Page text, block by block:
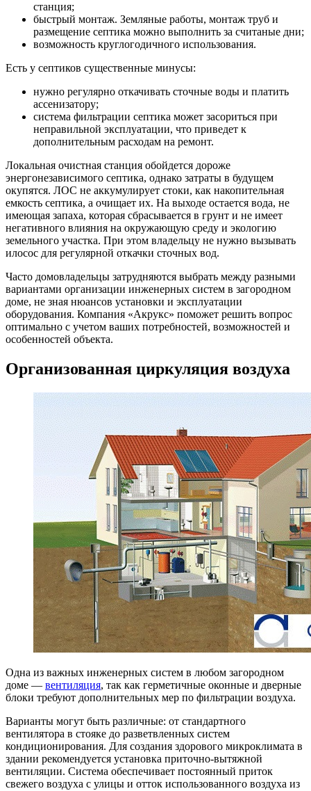
станция;
быстрый монтаж. Земляные работы, монтаж труб и
размещение септика можно выполнить за считаные дни;
возможность круглогодичного использования.
Есть у септиков существенные минусы:
нужно регулярно откачивать сточные воды и платить
ассенизатору;
система фильтрации септика может засориться при
неправильной эксплуатации, что приведет к
дополнительным расходам на ремонт.
Локальная очистная станция обойдется дороже
энергонезависимого септика, однако затраты в будущем
окупятся. ЛОС не аккумулирует стоки, как накопительная
емкость септика, а очищает их. На выходе остается вода, не
имеющая запаха, которая сбрасывается в грунт и не имеет
негативного влияния на окружающую среду и экологию
земельного участка. При этом владельцу не нужно вызывать
илосос для регулярной откачки сточных вод.
Часто домовладельцы затрудняются выбрать между разными
вариантами организации инженерных систем в загородном
доме, не зная нюансов установки и эксплуатации
оборудования. Компания «Акрукс» поможет решить вопрос
оптимально с учетом ваших потребностей, возможностей и
особенностей объекта.
Организованная циркуляция воздуха
Одна из важных инженерных систем в любом загородном
доме — вентиляция, так как герметичные оконные и дверные
блоки требуют дополнительных мер по фильтрации воздуха.
Варианты могут быть различные: от стандартного
вентилятора в стояке до разветвленных систем
кондиционирования. Для создания здорового микроклимата в
здании рекомендуется установка приточно-вытяжной
вентиляции. Система обеспечивает постоянный приток
свежего воздуха с улицы и отток использованного воздуха из